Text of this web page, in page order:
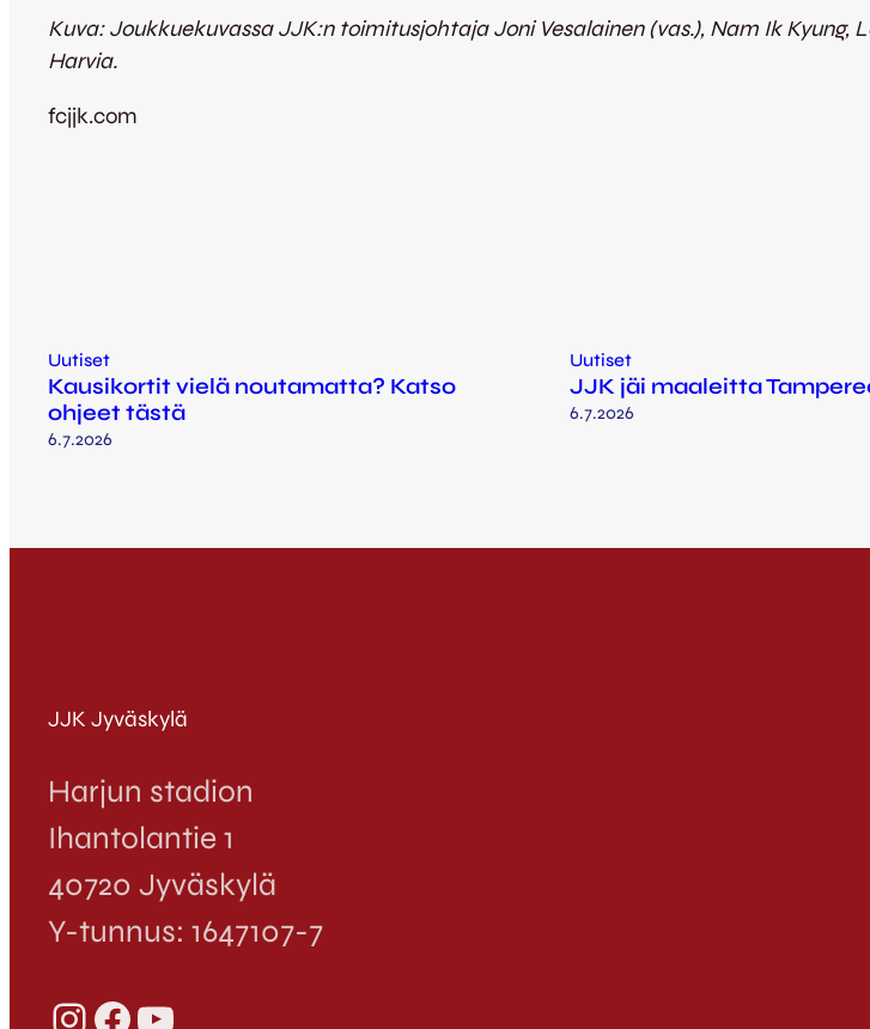
Kuva: Joukkuekuvassa JJK:n toimitusjohtaja Joni Vesalainen (vas.), Nam Ik
Harvia.
fcjjk.com
Uutiset
Kausikortit vielä noutamatta? Katso
ohjeet tästä
6.7.2026
Uutiset
JJK jäi maaleitta
6.7.2026
JJK Jyväskylä
Harjun stadion
Ihantolantie 1
40720 Jyväskylä
Y-tunnus: 1647107-7
InstagramFacebook YouTube